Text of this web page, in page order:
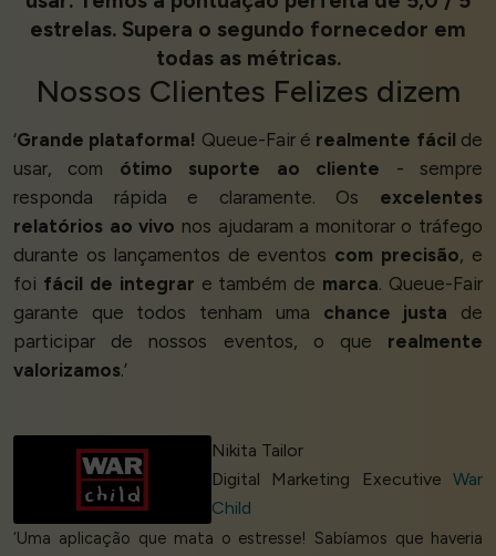
estrelas. Supera o segundo fornecedor em
todas as métricas.
Nossos Clientes Felizes dizem
‘Grande plataforma! Queue-Fair é realmente fácil de
usar, com ótimo suporte ao cliente - sempre
responda rápida e claramente. Os excelentes
relatórios ao vivo nos ajudaram a monitorar o tráfego
durante os lançamentos de eventos com precisão, e
foi fácil de integrar e também de marca. Queue-Fair
garante que todos tenham uma chance justa de
participar de nossos eventos, o que realmente
valorizamos.’
Nikita Tailor
Digital Marketing Executive War
Child
‘Uma aplicação que mata o estresse! Sabíamos que haveria